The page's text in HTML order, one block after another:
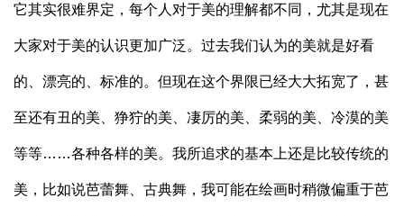
它其实很难界定，每个人对于美的理解都不同，尤其是现在
大家对于美的认识更加广泛。过去我们认为的美就是好看
的、漂亮的、标准的。但现在这个界限已经大大拓宽了，甚
至还有丑的美、狰狞的美、凄厉的美、柔弱的美、冷漠的美
等等……各种各样的美。我所追求的基本上还是比较传统的
美，比如说芭蕾舞、古典舞，我可能在绘画时稍微偏重于芭